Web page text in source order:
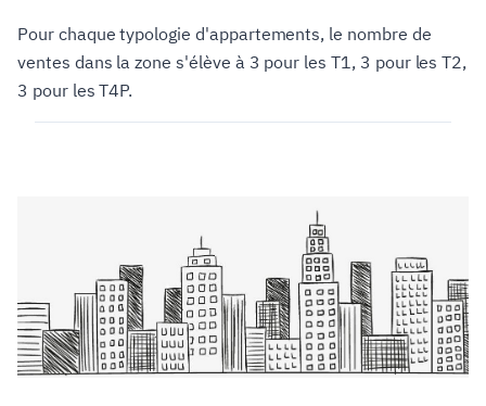
Pour chaque typologie d'appartements, le nombre de
ventes dans la zone s'élève à 3 pour les T1, 3 pour les T2,
3 pour les T4P.